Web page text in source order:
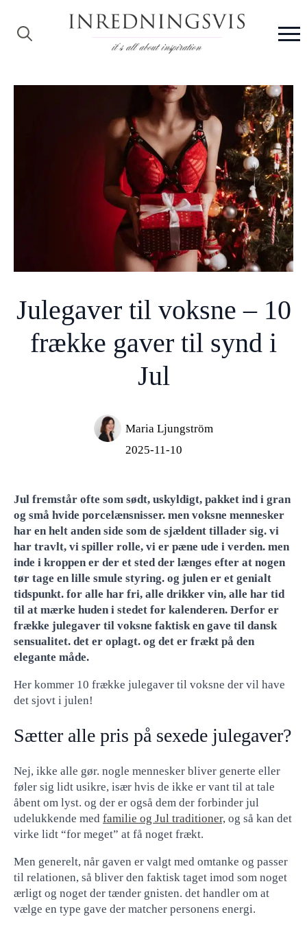
Julegaver til voksne – 10
frække gaver til synd i
Jul
Maria Ljungström
2025-11-10
Jul fremstår ofte som sødt, uskyldigt, pakket ind i gran
og små hvide porcelænsnisser. men voksne mennesker
har en helt anden side som de sjældent tillader sig. vi
har travlt, vi spiller rolle, vi er pæne ude i verden. men
inde i kroppen er der et sted der længes efter at nogen
tør tage en lille smule styring. og julen er et genialt
tidspunkt. for alle har fri, alle drikker vin, alle har tid
til at mærke huden i stedet for kalenderen. Derfor er
frække julegaver til voksne faktisk en gave til dansk
sensualitet. det er oplagt. og det er frækt på den
elegante måde.
Her kommer 10 frække julegaver til voksne der vil have
det sjovt i julen!
Sætter alle pris på sexede julegaver?
Nej, ikke alle gør. nogle mennesker bliver generte eller
føler sig lidt usikre, især hvis de ikke er vant til at tale
åbent om lyst. og der er også dem der forbinder jul
udelukkende med familie og Jul traditioner, og så kan det
virke lidt “for meget” at få noget frækt.
Men generelt, når gaven er valgt med omtanke og passer
til relationen, så bliver den faktisk taget imod som noget
ærligt og noget der tænder gnisten. det handler om at
vælge en type gave der matcher personens energi.